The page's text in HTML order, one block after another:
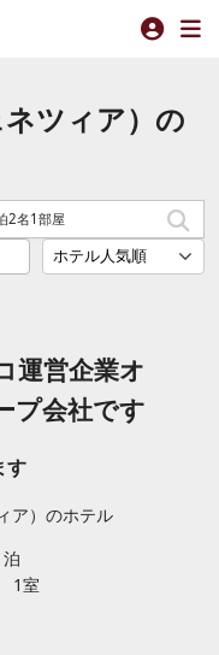
ツィア）の
2名1部屋
運営企業オ
プ会社です
す
ア）のホテル
1室